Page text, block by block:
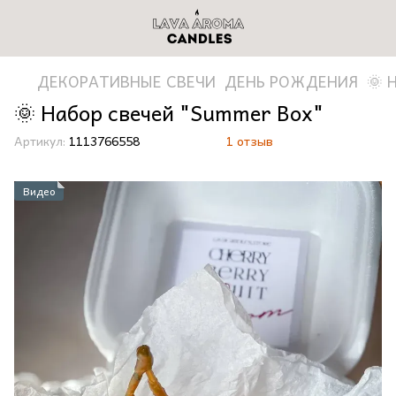
ДЕКОРАТИВНЫЕ СВЕЧИ ДЕНЬ РОЖДЕНИЯ 🌞
🌞 Набор свечей "Summer Box"
Артикул: 1113766558 1 отзыв
Видео